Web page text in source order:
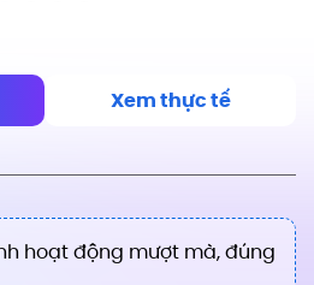
Xem thực tế
hoạt động mượt mà, đúng